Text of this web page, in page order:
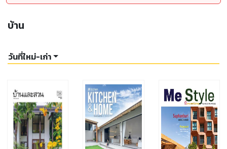
บ้าน
วันที่ใหม่-เก่า